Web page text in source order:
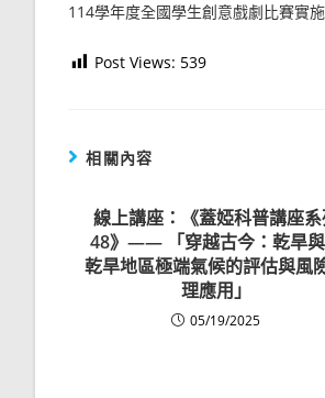
114學年度全國學生創意戲劇比賽實
Post Views: 539
相關內容
線上講座：《蓋婭科普講座系
48》—— 「穿越古今：乾旱
乾旱地區極端氣候的評估與風
理應用」
05/19/2025